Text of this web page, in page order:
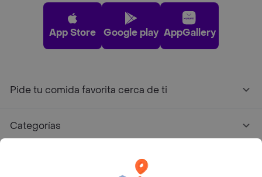
App Store Google play AppGallery
Pide tu comida favorita cerca de ti
Categorías